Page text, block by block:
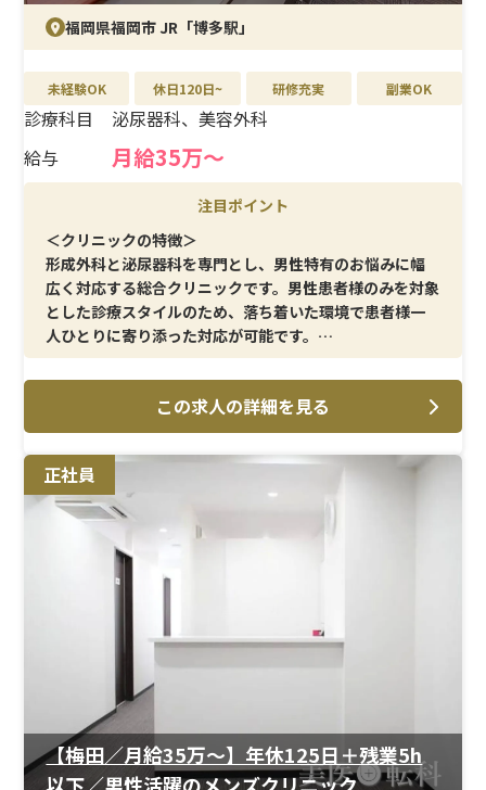
福岡県福岡市 JR「博多駅」
未経験OK 休日120日~ 研修充実 副業OK
診療科目
泌尿器科、美容外科
給与
月給35万〜
注目ポイント
＜クリニックの特徴＞
形成外科と泌尿器科を専門とし、男性特有のお悩みに幅
広く対応する総合クリニックです。男性患者様のみを対象
とした診療スタイルのため、落ち着いた環境で患者様一
人ひとりに寄り添った対応が可能です。
＜メイン施術＞
注射や採血・点滴などの基本的な処置をはじめ、医師の
施術介助や処置室の管理、緊急時の対応など幅広い業務
をお任せします。美容・形成・泌尿器科に関わる知識を実
務を通して身につけられる点も魅力です。
＜研修制度＞
入職時には先輩スタッフによる丁寧なOJTがあり、臨床経
験1年以上であればすぐに活躍できる環境が整っていま
年間休日125日以上で残業もほぼなく、プライベートを大
切にしながら長期的に働けます。さらに社員割引や各種祝
い金、産休育休制度など福利厚生も充実しており、安心し
てキャリアを築ける環境です。
この求人の詳細を見る
正社員
【梅田／月給35万〜】年休125日＋残業5h